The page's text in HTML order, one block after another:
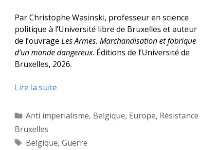
Par Christophe Wasinski, professeur en science
politique à l’Université libre de Bruxelles et auteur
de l’ouvrage Les Armes. Marchandisation et fabrique
d’un monde dangereux. Éditions de l’Université de
Bruxelles, 2026.
Lire la suite
Catégories
Anti imperialisme, Belgique, Europe, Résistance
Bruxelles
Étiquettes
Belgique, Guerre